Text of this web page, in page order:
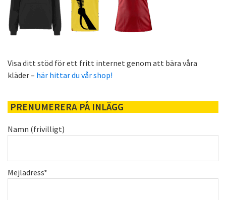
Visa ditt stöd för ett fritt internet genom att bära våra
kläder – här hittar du vår shop!
PRENUMERERA PÅ INLÄGG
Namn (frivilligt)
Mejladress*